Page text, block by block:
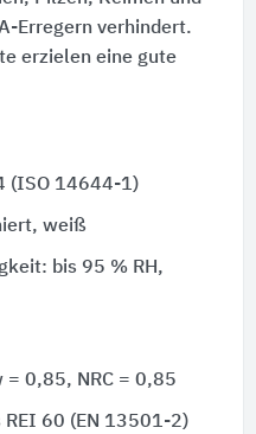
Erregern verhindert.
erzielen eine gute
(ISO 14644-1)
weiß
bis 95 % RH,
= 0,85, NRC = 0,85
REI 60 (EN 13501-2)